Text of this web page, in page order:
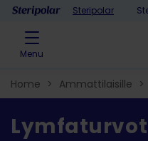
Skip to contentSteripolar
Menu
Home > Ammattilaisille >
hoito > Kompressiolaitteet​